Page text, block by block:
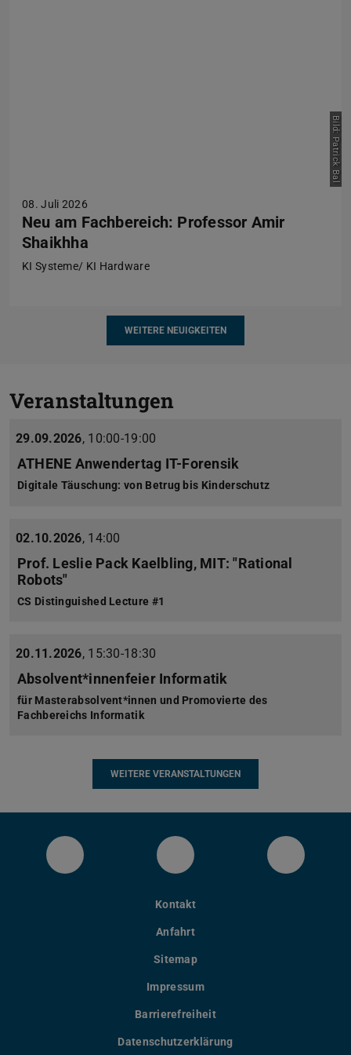
Bild: Patrick Bal
08. Juli 2026
Neu am Fachbereich: Professor Amir
Shaikhha
KI Systeme/ KI Hardware
WEITERE NEUIGKEITEN
Veranstaltungen
29.09.2026, 10:00-19:00
ATHENE Anwendertag IT-Forensik
Digitale Täuschung: von Betrug bis Kinderschutz
02.10.2026, 14:00
Prof. Leslie Pack Kaelbling, MIT: "Rational
Robots"
CS Distinguished Lecture #1
20.11.2026, 15:30-18:30
Absolvent*innenfeier Informatik
für Masterabsolvent*innen und Promovierte des
Fachbereichs Informatik
WEITERE VERANSTALTUNGEN
LinkedIn-Seite des Fachbereichs
YouTube Bluesky
Kontakt
Anfahrt
Sitemap
Impressum
Barrierefreiheit
Datenschutzerklärung